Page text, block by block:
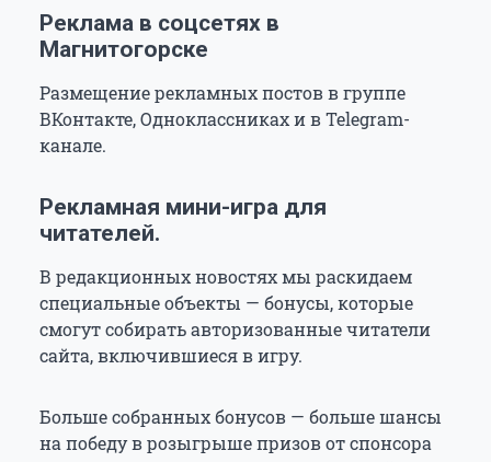
Реклама в соцсетях в
Магнитогорске
Размещение рекламных постов в группе
ВКонтакте, Одноклассниках и в Telegram-
канале.
Рекламная мини-игра для
читателей.
В редакционных новостях мы раскидаем
специальные объекты — бонусы, которые
смогут собирать авторизованные читатели
сайта, включившиеся в игру.
Больше собранных бонусов — больше шансы
на победу в розыгрыше призов от спонсора